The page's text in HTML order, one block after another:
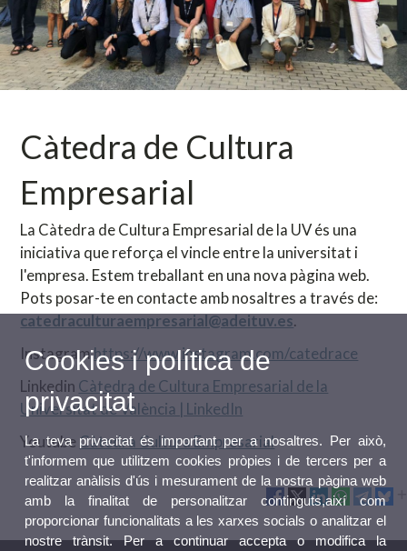
Càtedra de Cultura
Empresarial
La Càtedra de Cultura Empresarial de la UV és una
iniciativa que reforça el vincle entre la universitat i
l'empresa. Estem treballant en una nova pàgina web.
Pots posar-te en contacte amb nosaltres a través de:
catedraculturaempresarial@adeituv.es.
Instagramhttps://www.instagram.com/catedrace
Linkedin Càtedra de Cultura Empresarial de la
Universitat de València | LinkedIn
Youtube Càtedra Cultura Empresarial
Cookies i política de
privacitat
La teva privacitat és important per a nosaltres. Per això,
t'informem que utilitzem cookies pròpies i de tercers per a
realitzar anàlisis d'ús i mesurament de la nostra pàgina web
amb la finalitat de personalitzar continguts,així com
proporcionar funcionalitats a les xarxes socials o analitzar el
nostre trànsit. Per a continuar accepta o modifica la